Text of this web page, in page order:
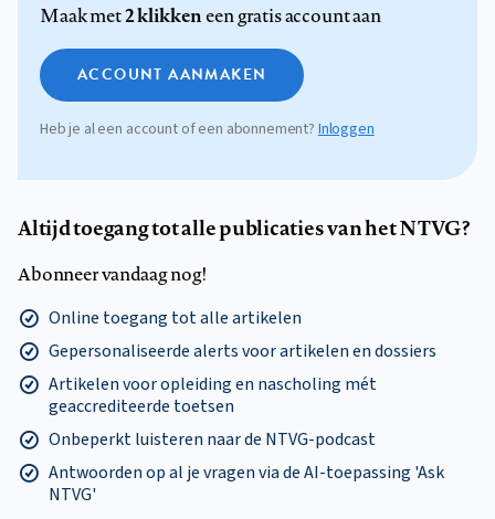
Maak met2 klikkeneen gratis account aan
ACCOUNT AANMAKEN
Heb je al een account of een abonnement? Inloggen
Altijd toegang tot alle publicaties van het NTVG?
Abonneer vandaag nog!
Online toegang tot alle artikelen
Gepersonaliseerde alerts voor artikelen en dossiers
Artikelen voor opleiding en nascholing mét
geaccrediteerde toetsen
Onbeperkt luisteren naar de NTVG-podcast
Antwoorden op al je vragen via de AI-toepassing 'Ask
NTVG'